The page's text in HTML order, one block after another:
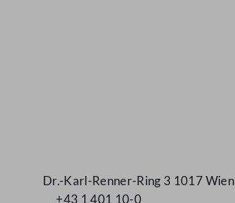
Dr.-Karl-Renner-Ring 3 1017 Wien
+43 1 401 10-0